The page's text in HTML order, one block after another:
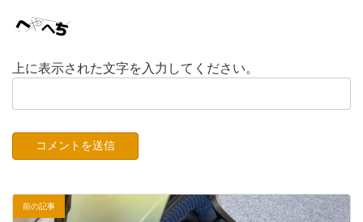
上に表示された文字を入力してください。
前の記事